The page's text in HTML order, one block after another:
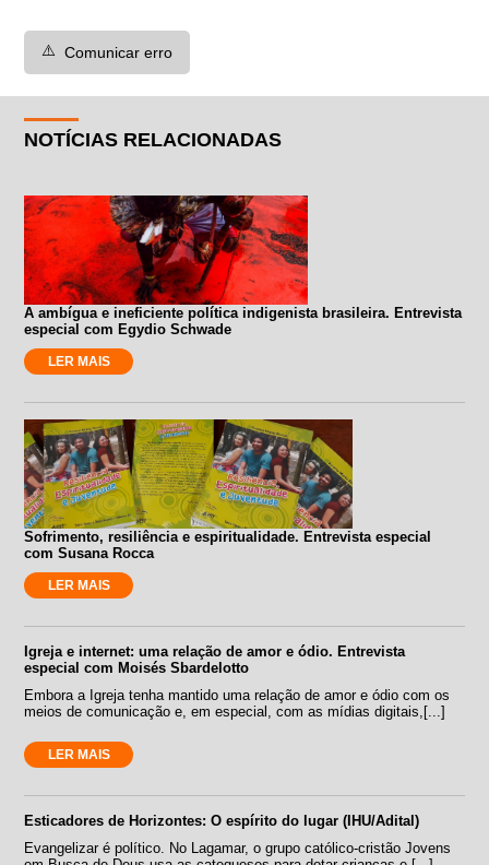
⚠️ Comunicar erro
NOTÍCIAS RELACIONADAS
A ambígua e ineficiente política indigenista brasileira. Entrevista
especial com Egydio Schwade
LER MAIS
Sofrimento, resiliência e espiritualidade. Entrevista especial
com Susana Rocca
LER MAIS
Igreja e internet: uma relação de amor e ódio. Entrevista
especial com Moisés Sbardelotto
Embora a Igreja tenha mantido uma relação de amor e ódio com os
meios de comunicação e, em especial, com as mídias digitais,[...]
LER MAIS
Esticadores de Horizontes: O espírito do lugar (IHU/Adital)
Evangelizar é político. No Lagamar, o grupo católico-cristão Jovens